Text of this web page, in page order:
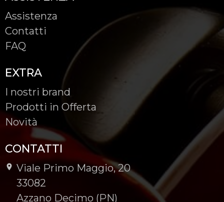
Assistenza
Contatti
FAQ
EXTRA
I nostri brand
Prodotti in Offerta
Novità
CONTATTI
Viale Primo Maggio, 20
-
33082
-
Azzano Decimo (PN)